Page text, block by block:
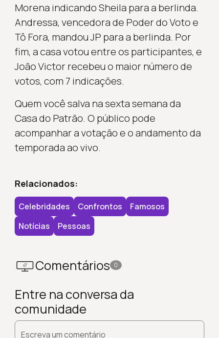
Morena indicando Sheila para a berlinda.
Andressa, vencedora de Poder do Voto e
Tô Fora, mandou JP para a berlinda. Por
fim, a casa votou entre os participantes, e
João Victor recebeu o maior número de
votos, com 7 indicações.
Quem você salva na sexta semana da
Casa do Patrão. O público pode
acompanhar a votação e o andamento da
temporada ao vivo.
Relacionados:
Celebridades Confrontos
Famosos
Notícias
Pessoas
Comentários 0
Entre na conversa da
comunidade
Escreva um comentário